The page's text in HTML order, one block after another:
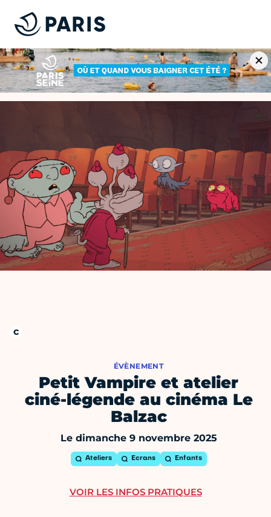
ÉVÈNEMENT
Petit Vampire et atelier
ciné-légende au cinéma Le
Balzac
Le dimanche 9 novembre 2025
Ateliers Ecrans Enfants
VOIR LES INFOS PRATIQUES